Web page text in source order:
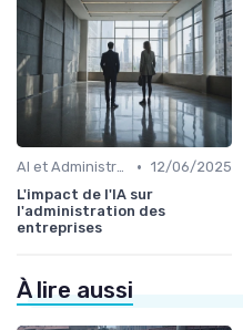
AI et Administration • 12/06/2025
L'impact de l'IA sur
l'administration des
entreprises
À lire aussi